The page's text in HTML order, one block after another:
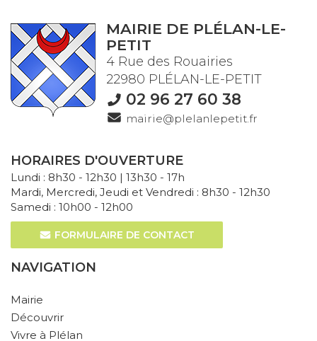
MAIRIE DE PLÉLAN-LE-
PETIT
4 Rue des Rouairies
22980 PLÉLAN-LE-PETIT
02 96 27 60 38
mairie@plelanlepetit.fr
HORAIRES D'OUVERTURE
Lundi : 8h30 - 12h30 | 13h30 - 17h
Mardi, Mercredi, Jeudi et Vendredi : 8h30 - 12h30
Samedi : 10h00 - 12h00
FORMULAIRE DE CONTACT
NAVIGATION
Mairie
Découvrir
Vivre à Plélan